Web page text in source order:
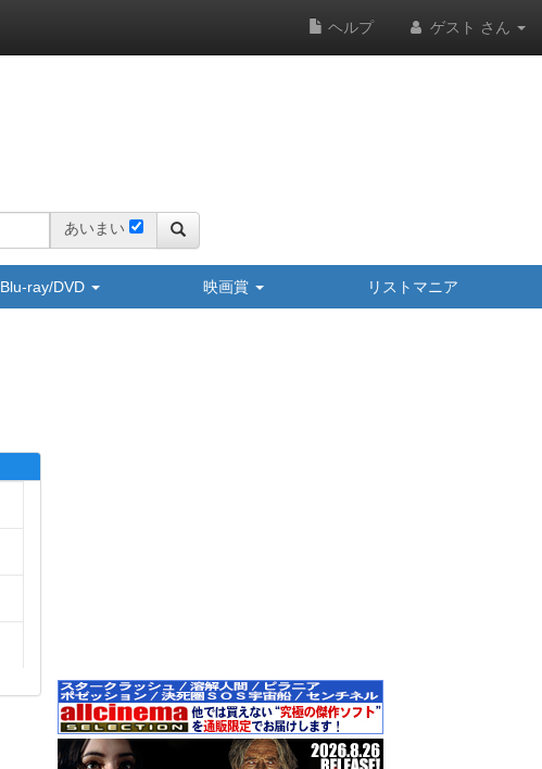
ヘルプ ゲスト さん
あいまい
Blu-ray/DVD 映画賞 リストマニア